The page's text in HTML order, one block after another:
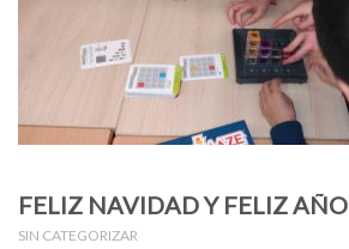
FELIZ NAVIDAD Y FELIZ AÑO
SIN CATEGORIZAR